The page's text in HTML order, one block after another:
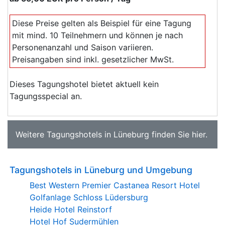
Diese Preise gelten als Beispiel für eine Tagung
mit mind. 10 Teilnehmern und können je nach
Personenanzahl und Saison variieren.
Preisangaben sind inkl. gesetzlicher MwSt.
Dieses Tagungshotel bietet aktuell kein
Tagungsspecial an.
Weitere Tagungshotels in Lüneburg finden Sie hier.
Tagungshotels in Lüneburg und Umgebung
Best Western Premier Castanea Resort Hotel
Golfanlage Schloss Lüdersburg
Heide Hotel Reinstorf
Hotel Hof Sudermühlen